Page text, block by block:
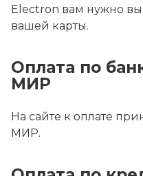
Electron вам нужно
вашей карты.
Оплата по
МИР
На сайте к оплате
МИР.